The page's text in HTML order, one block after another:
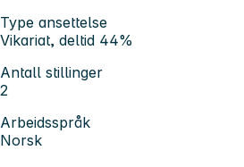
Type ansettelse
Vikariat, deltid 44%
Antall stillinger
2
Arbeidsspråk
Norsk